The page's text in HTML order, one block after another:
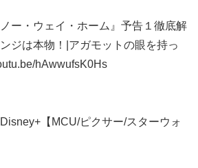
ー・ウェイ・ホーム』予告１徹底解
ジは本物！|アガモットの眼を持っ
hAwwufsK0Hs
【MCU/ピクサー/スターウォ